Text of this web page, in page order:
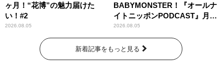
ヶ月！“花博”の魅力届けた
い！#2
2026.08.05
BABYMONSTER！『オールナ
イトニッポンPODCAST』月替
わりパーソナリティ
2026.08.05
新着記事をもっと見る